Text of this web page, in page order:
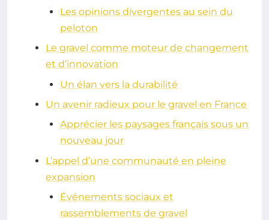
Les opinions divergentes au sein du
peloton
Le gravel comme moteur de changement
et d’innovation
Un élan vers la durabilité
Un avenir radieux pour le gravel en France
Apprécier les paysages français sous un
nouveau jour
L’appel d’une communauté en pleine
expansion
Événements sociaux et
rassemblements de gravel